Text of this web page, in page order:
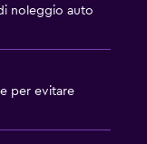
noleggio auto
per evitare